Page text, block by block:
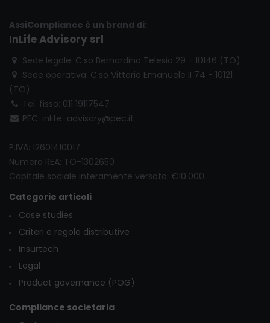
AssiCompliance è un brand di:
InLife Advisory srl
Sede legale: C.so Bernardino Telesio 29 - 10146 (TO)
Sede operativa: C.so Vittorio Emanuele II 74 - 10121
(TO)
Tel. fisso: 011 19117547
PEC: inlife-advisory@pec.it
P.IVA: 12601410017
Numero REA: TO-1302650
Capitale sociale interamente versato: €10.000
Categorie articoli
Case studies
Criteri e regole distributive
Insurtech
Legal
Product governance (POG)
Compliance societaria